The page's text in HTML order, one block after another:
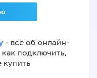
- все об онлайн-
подключить,
купить